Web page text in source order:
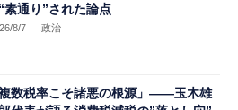
素通り”された論点
8/7 .政治
複数税率こそ諸悪の根源」――玉木雄